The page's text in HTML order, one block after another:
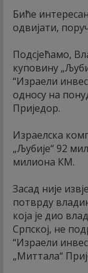
Биће
одвијати,
Подсјећамо,
куповину
“Израели
односу на
Приједор.
Израелска
„Љубије“ 92
милиона КМ.
Засад није
потврду
која је дио
Српској, не
“Израели
„Миттала“